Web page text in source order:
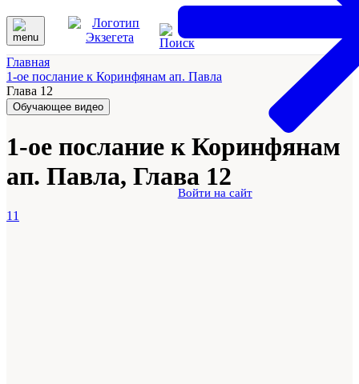
Войти на сайт
Главная
1-ое послание к Коринфянам ап. Павла
Глава 12
Обучающее видео
1-ое послание к Коринфянам
ап. Павла, Глава 12
11